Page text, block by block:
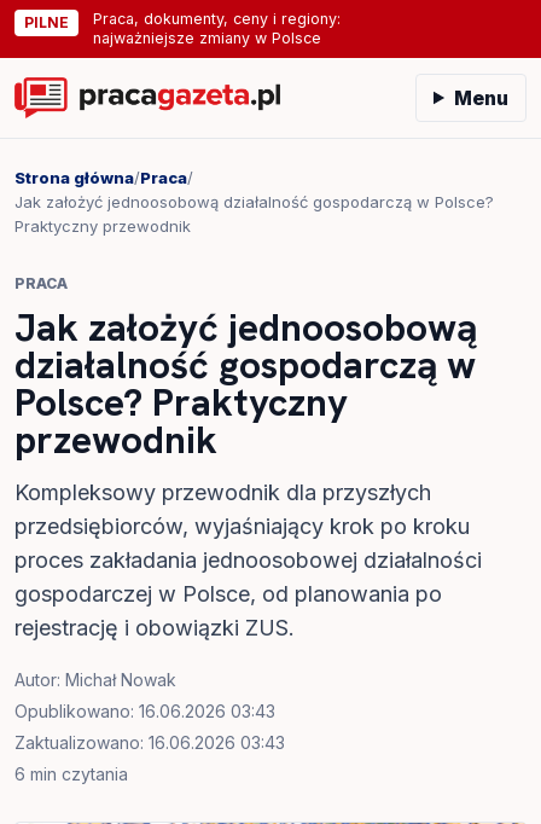
PILNE
Praca, dokumenty, ceny i regiony:
najważniejsze zmiany w Polsce
Menu
Strona główna/Praca/
Jak założyć jednoosobową działalność gospodarczą w Polsce?
Praktyczny przewodnik
PRACA
Jak założyć jednoosobową
działalność gospodarczą w
Polsce? Praktyczny
przewodnik
Kompleksowy przewodnik dla przyszłych
przedsiębiorców, wyjaśniający krok po kroku
proces zakładania jednoosobowej działalności
gospodarczej w Polsce, od planowania po
rejestrację i obowiązki ZUS.
Autor: Michał Nowak
Opublikowano: 16.06.2026 03:43
Zaktualizowano: 16.06.2026 03:43
6 min czytania